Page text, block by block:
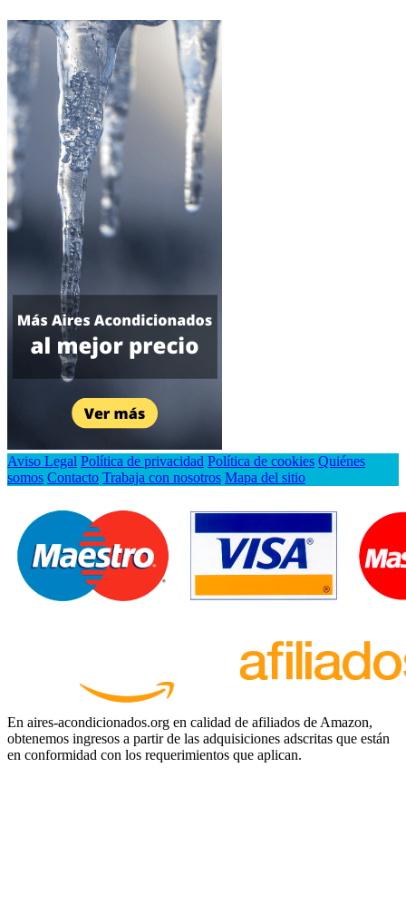
Aviso Legal Política de privacidad Política de cookies Quiénes
somos Contacto Trabaja con nosotros Mapa del sitio
En aires-acondicionados.org en calidad de afiliados de Amazon,
obtenemos ingresos a partir de las adquisiciones adscritas que están
en conformidad con los requerimientos que aplican.